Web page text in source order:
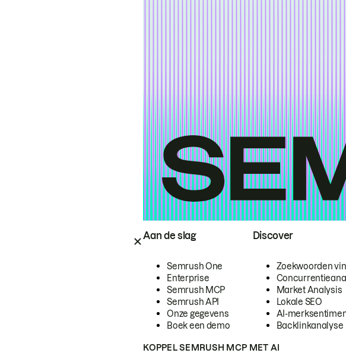
Aan de slag
Semrush One
Enterprise
Semrush MCP
Semrush API
Onze gegevens
Boek een demo
Discover
Zoekwoorden
Market Analysis
Lokale SEO
AI-
Backlinkanalyse
KOPPEL SEMRUSH MCP MET AI